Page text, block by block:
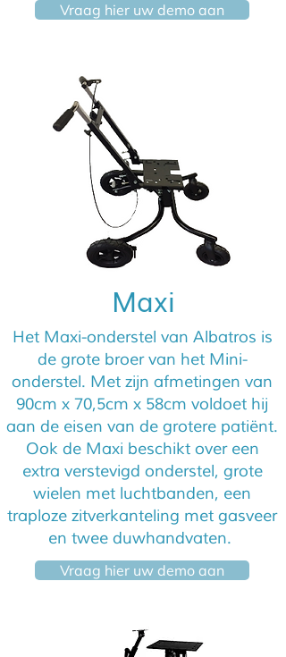
Vraag hier uw demo aan
Maxi
Het Maxi-onderstel van Albatros is
de grote broer van het Mini-
onderstel. Met zijn afmetingen van
90cm x 70,5cm x 58cm voldoet hij
aan de eisen van de grotere patiënt.
Ook de Maxi beschikt over een
extra verstevigd onderstel, grote
wielen met luchtbanden, een
traploze zitverkanteling met gasveer
en twee duwhandvaten.
Vraag hier uw demo aan